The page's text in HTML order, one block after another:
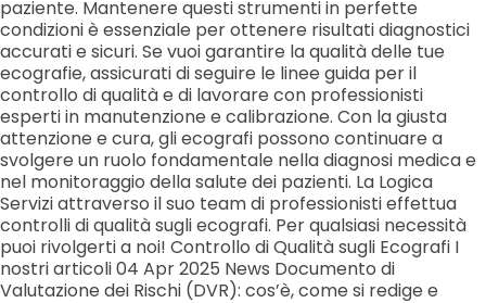
paziente. Mantenere questi strumenti in perfette
condizioni è essenziale per ottenere risultati diagnostici
accurati e sicuri. Se vuoi garantire la qualità delle tue
ecografie, assicurati di seguire le linee guida per il
controllo di qualità e di lavorare con professionisti
esperti in manutenzione e calibrazione. Con la giusta
attenzione e cura, gli ecografi possono continuare a
svolgere un ruolo fondamentale nella diagnosi medica e
nel monitoraggio della salute dei pazienti. La Logica
Servizi attraverso il suo team di professionisti effettua
controlli di qualità sugli ecografi. Per qualsiasi necessità
puoi rivolgerti a noi! Controllo di Qualità sugli Ecografi I
nostri articoli 04 Apr 2025 News Documento di
Valutazione dei Rischi (DVR): cos’è, come si redige e